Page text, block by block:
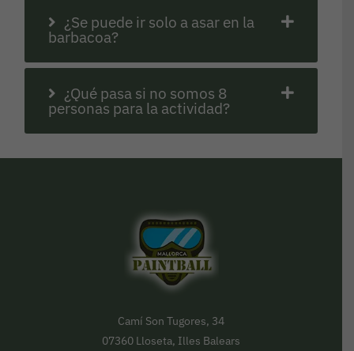
¿Se puede ir solo a asar en la
barbacoa?
¿Qué pasa si no somos 8
personas para la actividad?
Camí Son Tugores, 34
07360 Lloseta, Illes Balears